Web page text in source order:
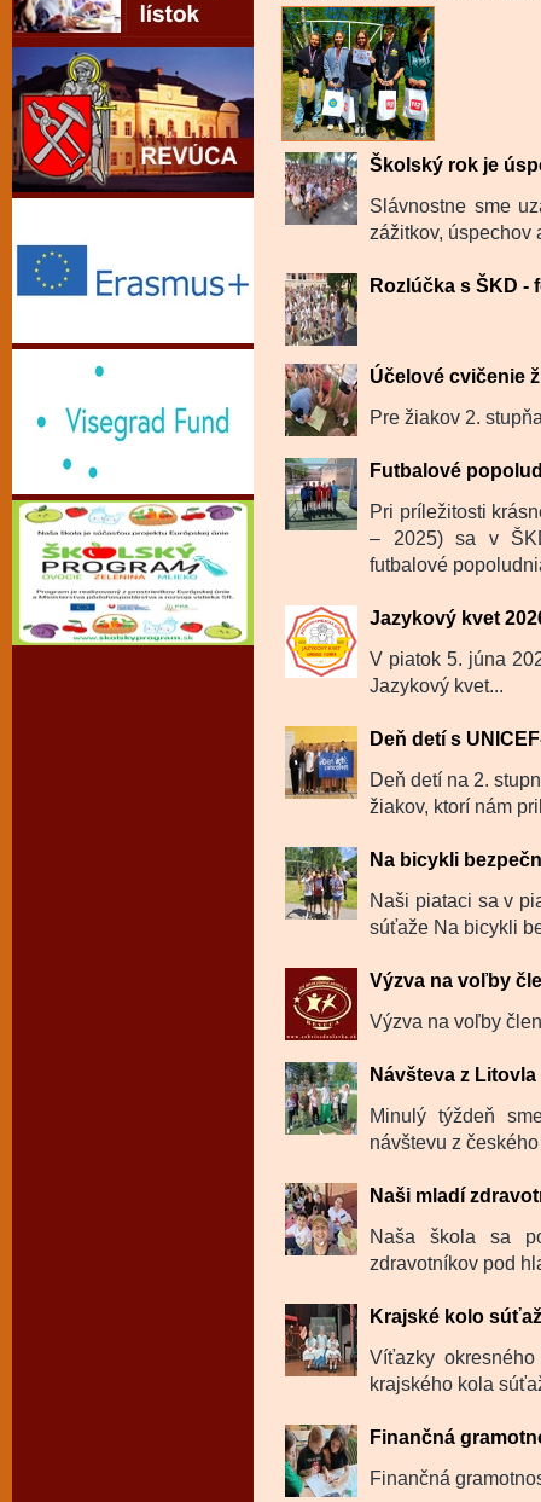
Školský rok je
Slávnostne sme
zážitkov, úspechov
Rozlúčka s ŠKD -
Účelové cvičenie
Pre žiakov 2.
Futbalové
Pri príležitosti
– 2025) sa v
futbalové
Jazykový kvet
V piatok 5. júna
Jazykový kvet...
Deň detí s
Deň detí na 2.
žiakov, ktorí nám
Na bicykli
Naši piataci sa v
súťaže Na bicykli
Výzva na voľby
Výzva na voľby
Návšteva z Litovla
Minulý týždeň
návštevu z
Naši mladí
Naša škola sa
zdravotníkov pod
Krajské kolo
Víťazky
krajského kola
Finančná
Finančná